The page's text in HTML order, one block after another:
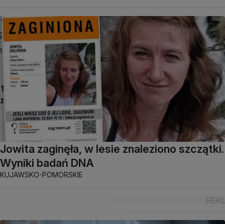
Jowita zaginęła, w lesie znaleziono szczątki.
Wyniki badań DNA
KUJAWSKO-POMORSKIE